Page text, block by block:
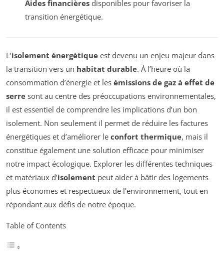
Aides financièresdisponibles pour favoriser la
transition énergétique.
L’isolement énergétique est devenu un enjeu majeur dans
la transition vers un habitat durable. À l’heure où la
consommation d’énergie et les émissions de gaz à effet de
serre sont au centre des préoccupations environnementales,
il est essentiel de comprendre les implications d’un bon
isolement. Non seulement il permet de réduire les factures
énergétiques et d’améliorer le confort thermique, mais il
constitue également une solution efficace pour minimiser
notre impact écologique. Explorer les différentes techniques
et matériaux d’isolement peut aider à bâtir des logements
plus économes et respectueux de l’environnement, tout en
répondant aux défis de notre époque.
Table of Contents